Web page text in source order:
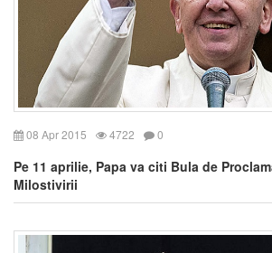
08 Apr 2015 4722 0
Pe 11 aprilie, Papa va citi Bula de
Milostivirii